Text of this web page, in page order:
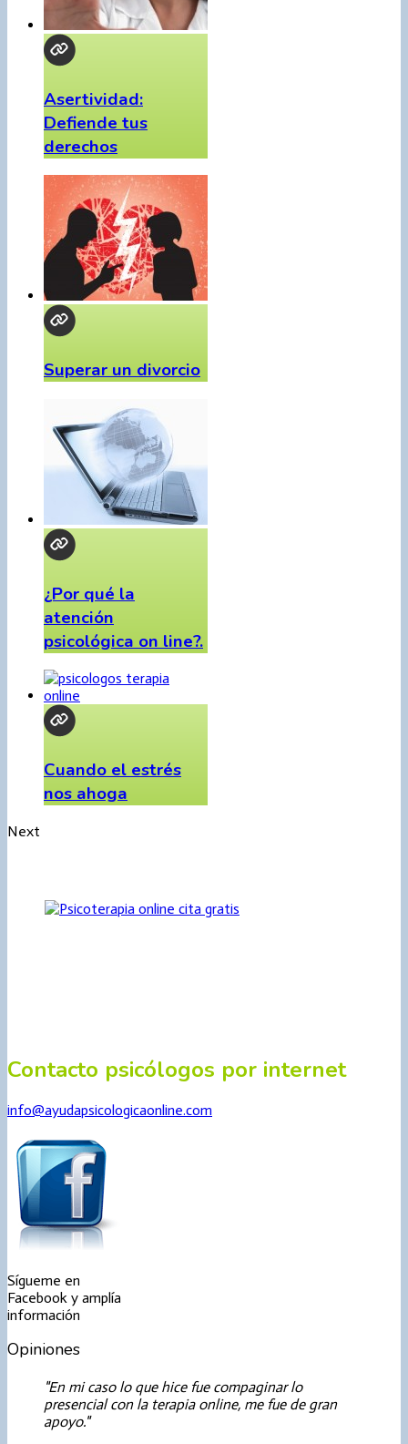
Asertividad:
Defiende tus
derechos
Superar un divorcio
¿Por qué la
atención
psicológica on line?.
Cuando el estrés
nos ahoga
Next
Contacto psicólogos por internet
info@ayudapsicologicaonline.com
Sígueme en
Facebook y amplía
información
Opiniones
En mi caso lo que hice fue compaginar lo
presencial con la terapia online, me fue de gran
apoyo.